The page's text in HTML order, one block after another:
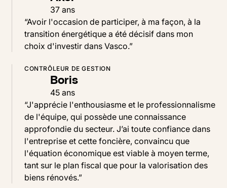
37 ans
“Avoir l'occasion de participer, à ma façon, à la
transition énergétique a été décisif dans mon
choix d'investir dans Vasco.”
CONTRÔLEUR DE GESTION
Boris
45 ans
“J'apprécie l'enthousiasme et le professionnalisme
de l'équipe, qui possède une connaissance
approfondie du secteur. J’ai toute confiance dans
l'entreprise et cette foncière, convaincu que
l'équation économique est viable à moyen terme,
tant sur le plan fiscal que pour la valorisation des
biens rénovés.”